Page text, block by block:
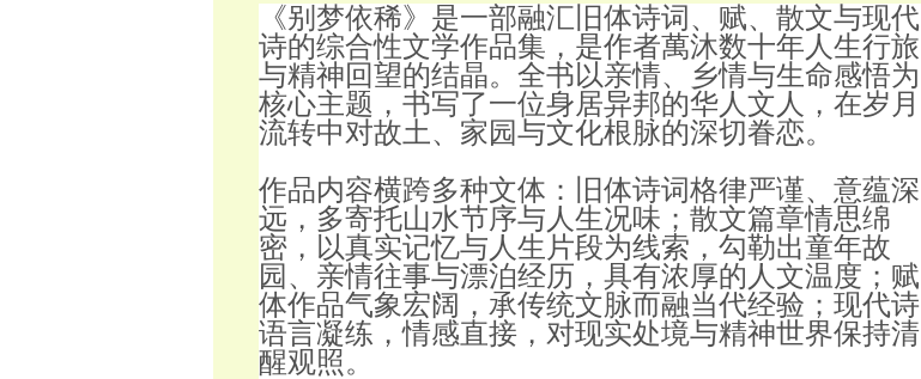
《别梦依稀》是一部融汇旧体诗词、赋、散文与现代
诗的综合性文学作品集，是作者萬沐数十年人生行旅
与精神回望的结晶。全书以亲情、乡情与生命感悟为
核心主题，书写了一位身居异邦的华人文人，在岁月
流转中对故土、家园与文化根脉的深切眷恋。
作品内容横跨多种文体：旧体诗词格律严谨、意蕴深
远，多寄托山水节序与人生况味；散文篇章情思绵
密，以真实记忆与人生片段为线索，勾勒出童年故
园、亲情往事与漂泊经历，具有浓厚的人文温度；赋
体作品气象宏阔，承传统文脉而融当代经验；现代诗
语言凝练，情感直接，对现实处境与精神世界保持清
醒观照。